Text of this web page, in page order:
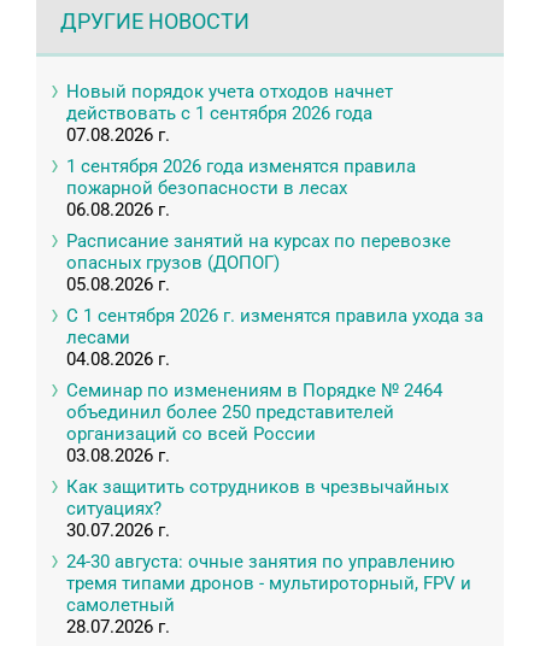
ДРУГИЕ НОВОСТИ
Новый порядок учета отходов начнет
действовать с 1 сентября 2026 года
07.08.2026 г.
1 сентября 2026 года изменятся правила
пожарной безопасности в лесах
06.08.2026 г.
Расписание занятий на курсах по перевозке
опасных грузов (ДОПОГ)
05.08.2026 г.
С 1 сентября 2026 г. изменятся правила ухода за
лесами
04.08.2026 г.
Семинар по изменениям в Порядке № 2464
объединил более 250 представителей
организаций со всей России
03.08.2026 г.
Как защитить сотрудников в чрезвычайных
ситуациях?
30.07.2026 г.
24-30 августа: очные занятия по управлению
тремя типами дронов - мультироторный, FPV и
самолетный
28.07.2026 г.